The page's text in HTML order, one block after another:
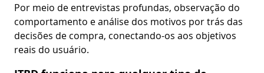
Por meio de entrevistas profundas, observação do
comportamento e análise dos motivos por trás das
decisões de compra, conectando-os aos objetivos
reais do usuário.